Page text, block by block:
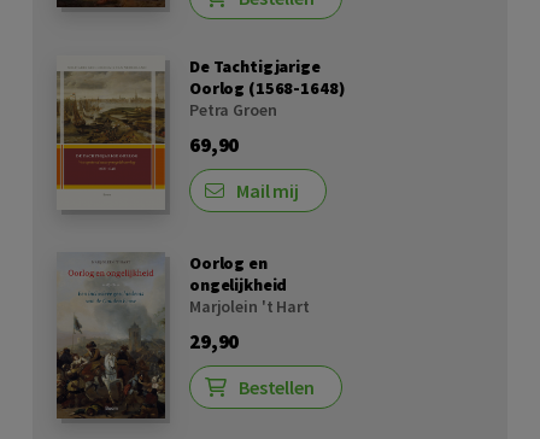
De Tachtigjarige
Oorlog (1568-1648)
Petra Groen
69,90
Mail mij
Oorlog en
ongelijkheid
Marjolein 't Hart
29,90
Bestellen